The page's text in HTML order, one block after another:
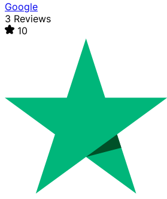
Google
3 Reviews
10